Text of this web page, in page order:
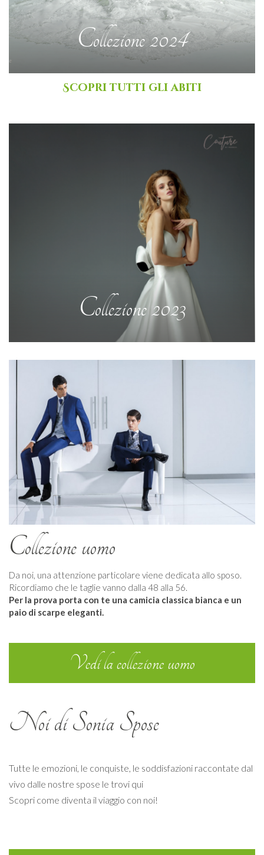
Collezione 2024
Scopri tutti gli abiti
collezione 2023
Collezione uomo
Da noi, una attenzione particolare viene dedicata allo sposo.
Ricordiamo che le taglie vanno dalla 48 alla 56.
Per la prova porta con te una camicia classica bianca e un
paio di scarpe eleganti.
Vedi la collezione uomo
Noi di Sonia Spose
Tutte le emozioni, le conquiste, le soddisfazioni raccontate dal
vivo dalle nostre spose le trovi qui
Scopri come diventa il viaggio con noi!